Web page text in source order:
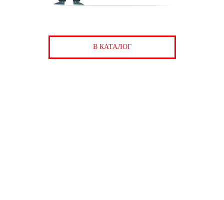
В КАТАЛОГ